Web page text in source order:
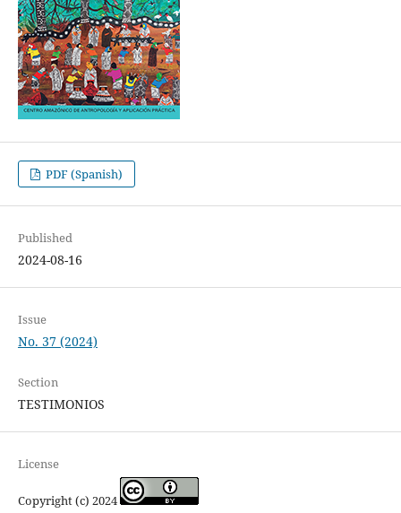
PDF (Spanish)
Published
2024-08-16
Issue
No. 37 (2024)
Section
TESTIMONIOS
License
Copyright (c) 2024